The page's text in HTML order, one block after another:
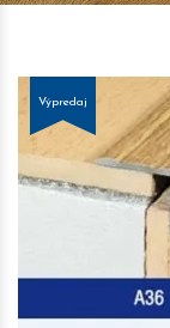
Výpredaj